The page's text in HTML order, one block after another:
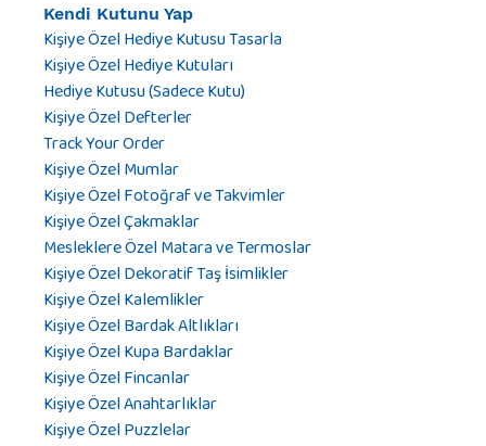
Kendi Kutunu Yap
Kişiye Özel Hediye Kutusu Tasarla
Kişiye Özel Hediye Kutuları
Hediye Kutusu (Sadece Kutu)
Kişiye Özel Defterler
Track Your Order
Kişiye Özel Mumlar
Kişiye Özel Fotoğraf ve Takvimler
Kişiye Özel Çakmaklar
Mesleklere Özel Matara ve Termoslar
Kişiye Özel Dekoratif Taş İsimlikler
Kişiye Özel Kalemlikler
Kişiye Özel Bardak Altlıkları
Kişiye Özel Kupa Bardaklar
Kişiye Özel Fincanlar
Kişiye Özel Anahtarlıklar
Kişiye Özel Puzzlelar